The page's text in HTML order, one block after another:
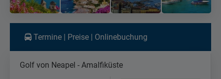
Termine | Preise | Onlinebuchung
Golf von Neapel - Amalfiküste